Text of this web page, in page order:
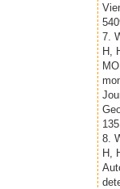
7.
H,
8.
H,